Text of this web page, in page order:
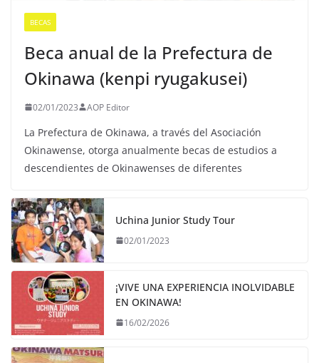
BECAS
Beca anual de la Prefectura de
Okinawa (kenpi ryugakusei)
02/01/2023 AOP Editor
La Prefectura de Okinawa, a través del Asociación
Okinawense, otorga anualmente becas de estudios a
descendientes de Okinawenses de diferentes
Uchina Junior Study Tour
02/01/2023
¡VIVE UNA EXPERIENCIA INOLVIDABLE
EN OKINAWA!
16/02/2026